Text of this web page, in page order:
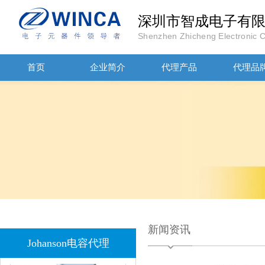
深圳市智成电子有
Shenzhen Zhicheng Electronic
首页 企业简介 代理产品 代理品
Johanson电容代理
新闻资讯